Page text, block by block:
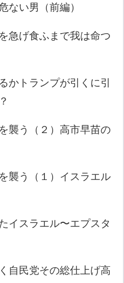
ない男（前編）
急げ食ふまで我は命つ
かトランプが引くに引
襲う（２）高市早苗の
襲う（１）イスラエル
イスラエル〜エプスタ
自民党その総仕上げ高